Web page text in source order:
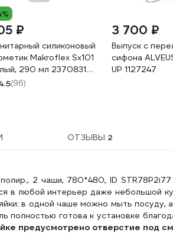
₽
силиконовый
Makroflex Sx101
290 мл 2370831
2670568
(96)
3 700 ₽
Выпуск с
сифона
UP 1127247
ОТЗЫВЫ 2
2 чаши, 780*480, ID
в любой интерьер даже небольшой
в одной чаше можно мыть посуду,
полностью готова к установке
предусмотрено отверстие под